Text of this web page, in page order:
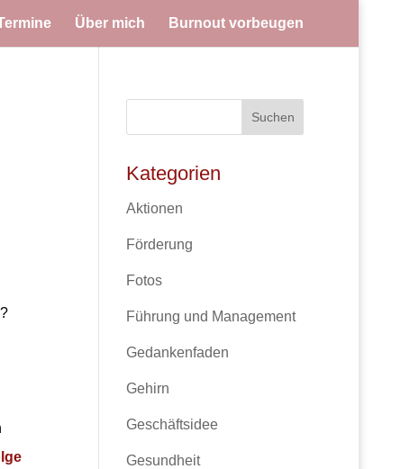
Über mich Burnout vorbeugen
Kategorien
Aktionen
Förderung
Fotos
Führung und Management
Gedankenfaden
Gehirn
Geschäftsidee
Gesundheit